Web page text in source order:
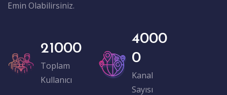
Emin Olabilirsiniz.
21000
Toplam
Kullanıcı
4000
0
Kanal
Sayısı